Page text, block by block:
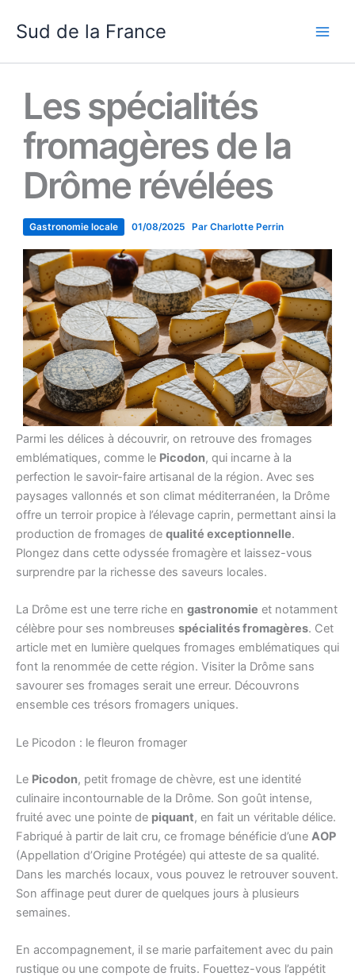
Sud de la France
Les spécialités
fromagères de la
Drôme révélées
Gastronomie locale 01/08/2025 ParCharlotte Perrin
La Drôme, véritable joyau gastronomique, regorge de
spécialités fromagèresqui font la fierté de ses habitants.
Parmi les délices à découvrir, on retrouve des fromages
emblématiques, comme le Picodon, qui incarne à la
perfection le savoir-faire artisanal de la région. Avec ses
paysages vallonnés et son climat méditerranéen, la Drôme
offre un terroir propice à l’élevage caprin, permettant ainsi la
production de fromages de qualité exceptionnelle.
Plongez dans cette odyssée fromagère et laissez-vous
surprendre par la richesse des saveurs locales.
La Drôme est une terre riche en gastronomie et notamment
célèbre pour ses nombreuses spécialités fromagères. Cet
article met en lumière quelques fromages emblématiques qui
font la renommée de cette région. Visiter la Drôme sans
savourer ses fromages serait une erreur. Découvrons
ensemble ces trésors fromagers uniques.
Le Picodon : le fleuron fromager
Le Picodon, petit fromage de chèvre, est une identité
culinaire incontournable de la Drôme. Son goût intense,
fruité avec une pointe de piquant, en fait un véritable délice.
Fabriqué à partir de lait cru, ce fromage bénéficie d’une AOP
(Appellation d’Origine Protégée) qui atteste de sa qualité.
Dans les marchés locaux, vous pouvez le retrouver souvent.
Son affinage peut durer de quelques jours à plusieurs
semaines.
En accompagnement, il se marie parfaitement avec du pain
rustique ou une compote de fruits. Fouettez-vous l’appétit